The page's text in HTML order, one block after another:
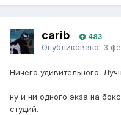
carib 483
Опубликовано: 3
Ничего удивительного.
ну и ни одного экза на
студий.